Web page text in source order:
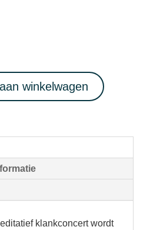
winkelwagen
klankconcert wordt